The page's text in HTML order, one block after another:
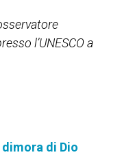
l’UNESCO a
di Dio